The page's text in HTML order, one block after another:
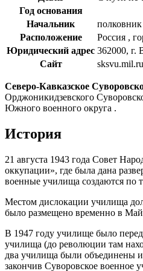
Год основания
Начальник
полковник
Расположение
Россия ,
Юридический адрес 362000, г.
Сайт
sksvu.mil.ru
Северо-Кавказское
Орджоникидзевского
Южного военного округа .
История
21 августа 1943 года Совет
оккупации», где была дана
военные училища создаются по
Местом дислокации училища
было размещено временно в
В 1947 году училище было
училища (до революции там
два училища были объединены
закончив Суворовское военное